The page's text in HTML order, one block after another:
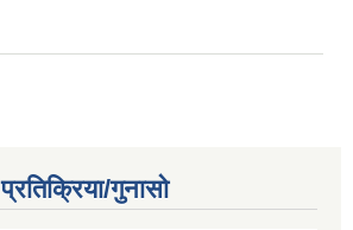
प्रतिक्रिया/गुनासो